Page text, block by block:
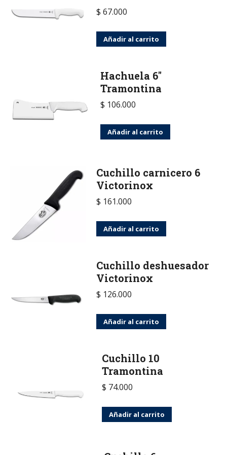
$ 67.000
Añadir al carrito
Hachuela 6"
Tramontina
$ 106.000
Añadir al carrito
Cuchillo carnicero 6
Victorinox
$ 161.000
Añadir al carrito
Cuchillo deshuesador
Victorinox
$ 126.000
Añadir al carrito
Cuchillo 10
Tramontina
$ 74.000
Añadir al carrito